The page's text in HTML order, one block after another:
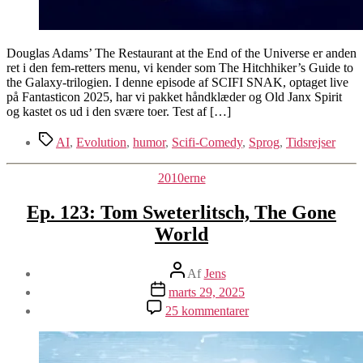
Douglas Adams’ The Restaurant at the End of the Universe er anden
ret i den fem-retters menu, vi kender som The Hitchhiker’s Guide to
the Galaxy-trilogien. I denne episode af SCIFI SNAK, optaget live
på Fantasticon 2025, har vi pakket håndklæder og Old Janx Spirit
og kastet os ud i den svære toer. Test af […]
TagsAI, Evolution, humor, Scifi-Comedy, Sprog, Tidsrejser
Kategorier
2010erne
Ep. 123: Tom Sweterlitsch, The Gone
World
Indlægsforfatter
AfJens
Indlægsdato
marts 29, 2025
25 kommentarertil
Ep.
123: